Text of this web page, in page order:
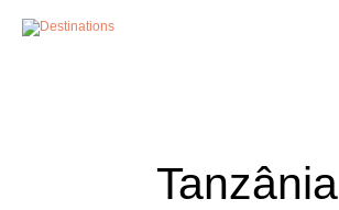
Tanzânia